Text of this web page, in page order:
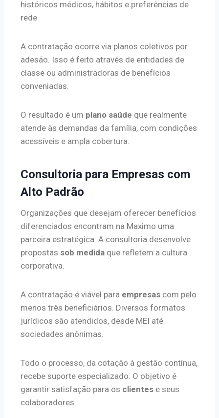
históricos médicos, hábitos e preferências de
rede.
A contratação ocorre via planos coletivos por
adesão. Isso é feito através de entidades de
classe ou administradoras de benefícios
conveniadas.
O resultado é um plano saúde que realmente
atende às demandas da família, com condições
acessíveis e ampla cobertura.
Consultoria para Empresas com
Alto Padrão
Organizações que desejam oferecer benefícios
diferenciados encontram na Maximo uma
parceira estratégica. A consultoria desenvolve
propostas sob medida que refletem a cultura
corporativa.
A contratação é viável para empresas com pelo
menos três beneficiários. Diversos formatos
jurídicos são atendidos, desde MEI até
sociedades anônimas.
Todo o processo, da cotação à gestão contínua,
recebe suporte especializado. O objetivo é
garantir satisfação para os clientes e seus
colaboradores.